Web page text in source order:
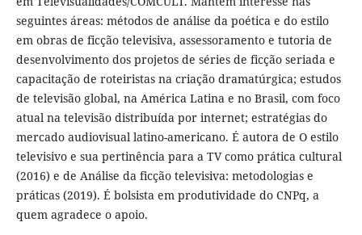
seguintes áreas: métodos de análise da poética e do estilo
em obras de ficção televisiva, assessoramento e tutoria de
desenvolvimento dos projetos de séries de ficção seriada e
capacitação de roteiristas na criação dramatúrgica; estudos
de televisão global, na América Latina e no Brasil, com foco
atual na televisão distribuída por internet; estratégias do
mercado audiovisual latino-americano. É autora de O estilo
televisivo e sua pertinência para a TV como prática cultural
(2016) e de Análise da ficção televisiva: metodologias e
práticas (2019). É bolsista em produtividade do CNPq, a
quem agradece o apoio.